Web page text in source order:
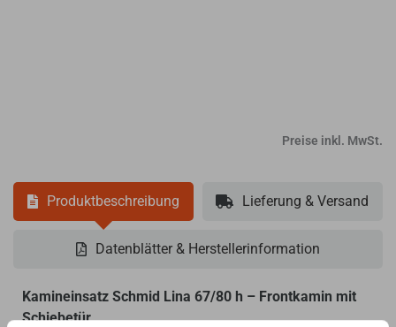
Preise inkl. MwSt.
Produktbeschreibung Lieferung & Versand
Datenblätter & Herstellerinformation
Kamineinsatz Schmid Lina 67/80 h – Frontkamin mit
Schiebetür